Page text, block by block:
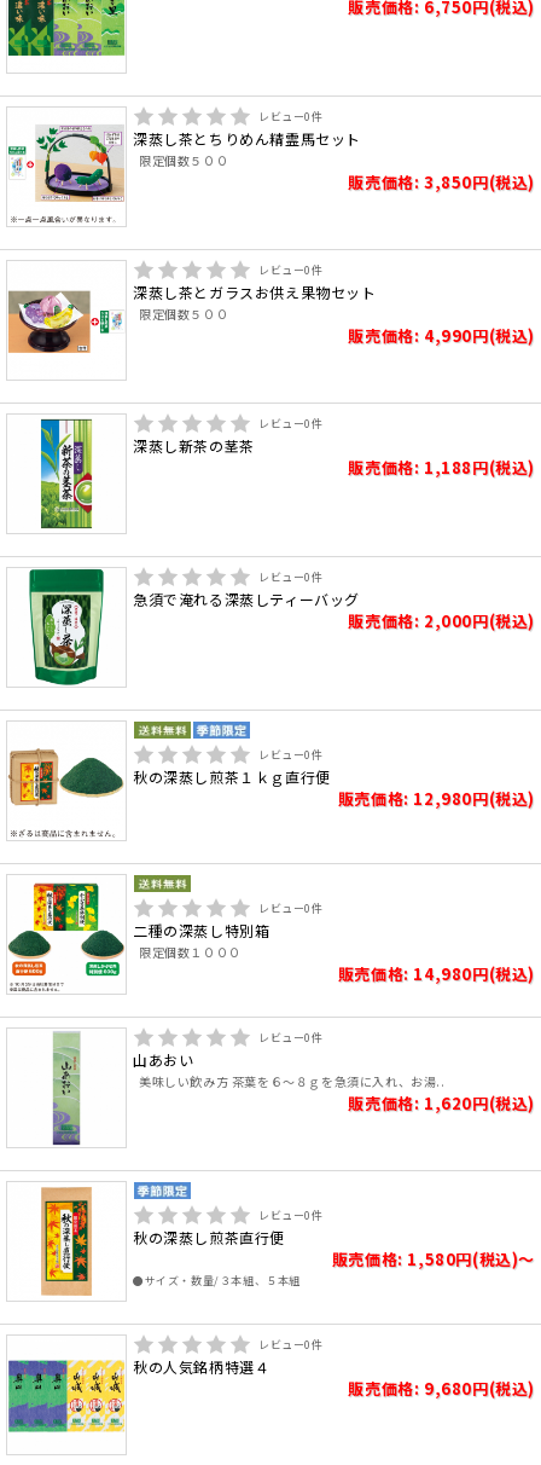
販売価格: 6,750円(税込)
レビュー0件
深蒸し茶とちりめん精霊馬セット
限定個数５００
販売価格: 3,850円(税込)
レビュー0件
深蒸し茶とガラスお供え果物セット
限定個数５００
販売価格: 4,990円(税込)
レビュー0件
深蒸し新茶の茎茶
販売価格: 1,188円(税込)
レビュー0件
急須で淹れる深蒸しティーバッグ
販売価格: 2,000円(税込)
レビュー0件
秋の深蒸し煎茶１ｋｇ直行便
販売価格: 12,980円(税込)
レビュー0件
二種の深蒸し特別箱
限定個数１０００
販売価格: 14,980円(税込)
レビュー0件
山あおい
美味しい飲み方 茶葉を６～８ｇを急須に入れ、お湯..
販売価格: 1,620円(税込)
レビュー0件
秋の深蒸し煎茶直行便
販売価格: 1,580円(税込)～
●サイズ・数量/３本組、５本組
レビュー0件
秋の人気銘柄特選４
販売価格: 9,680円(税込)